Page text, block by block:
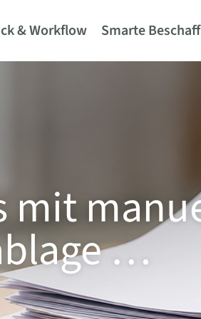
& Workflow Smarte
mit
…